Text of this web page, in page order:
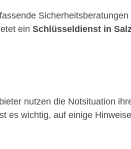
ein Schlüsseldienst in
nutzen die Notsituation
es wichtig, auf einige